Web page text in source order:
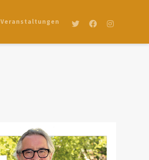
Veranstaltungen